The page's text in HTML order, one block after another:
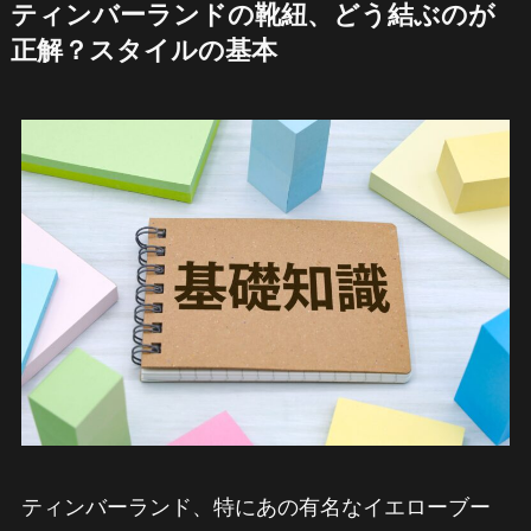
ティンバーランドの靴紐、どう結ぶのが
正解？スタイルの基本
ティンバーランド、特にあの有名なイエローブー